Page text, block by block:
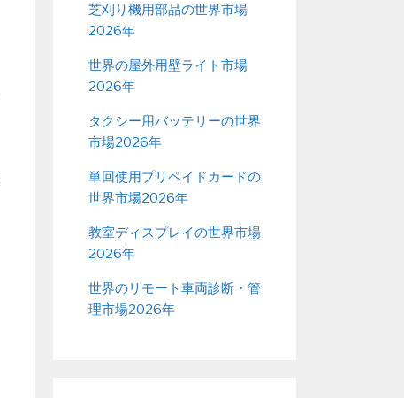
芝刈り機用部品の世界市場
2026年
世界の屋外用壁ライト市場
2026年
タクシー用バッテリーの世界
市場2026年
単回使用プリペイドカードの
世界市場2026年
教室ディスプレイの世界市場
2026年
世界のリモート車両診断・管
理市場2026年